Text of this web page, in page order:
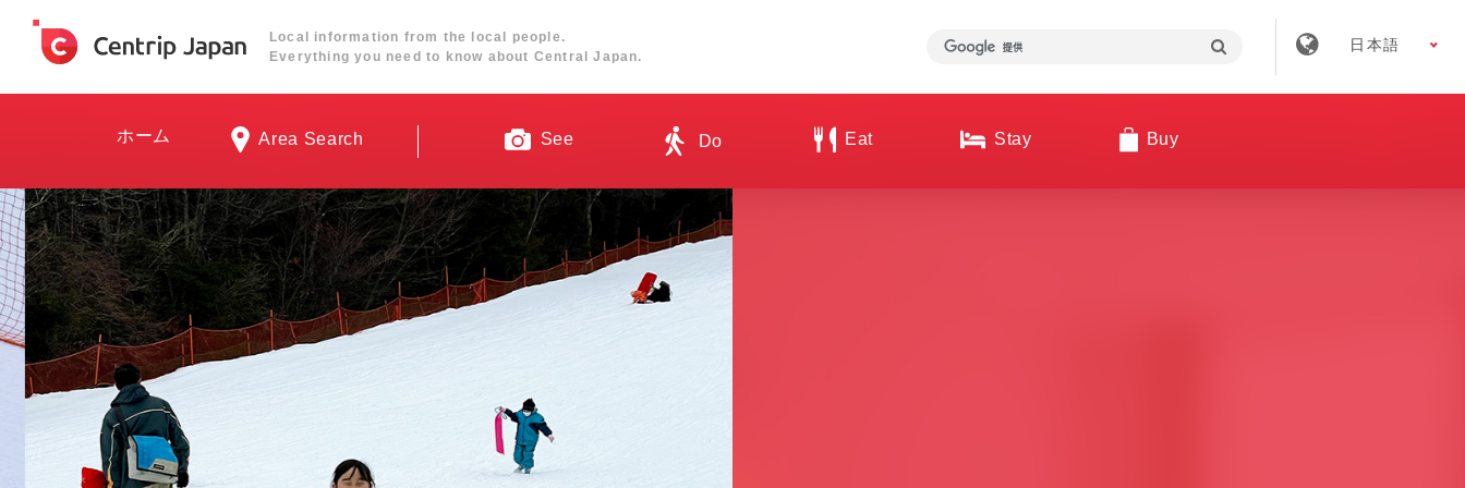
Local information from the local people.
Everything you need to know about Central Japan.
日本語
ホーム Area Search See Do Eat Stay Buy